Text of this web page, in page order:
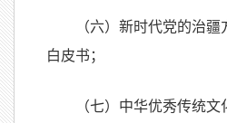
（六）新时代党的治
白皮书；
（七）中华优秀传统